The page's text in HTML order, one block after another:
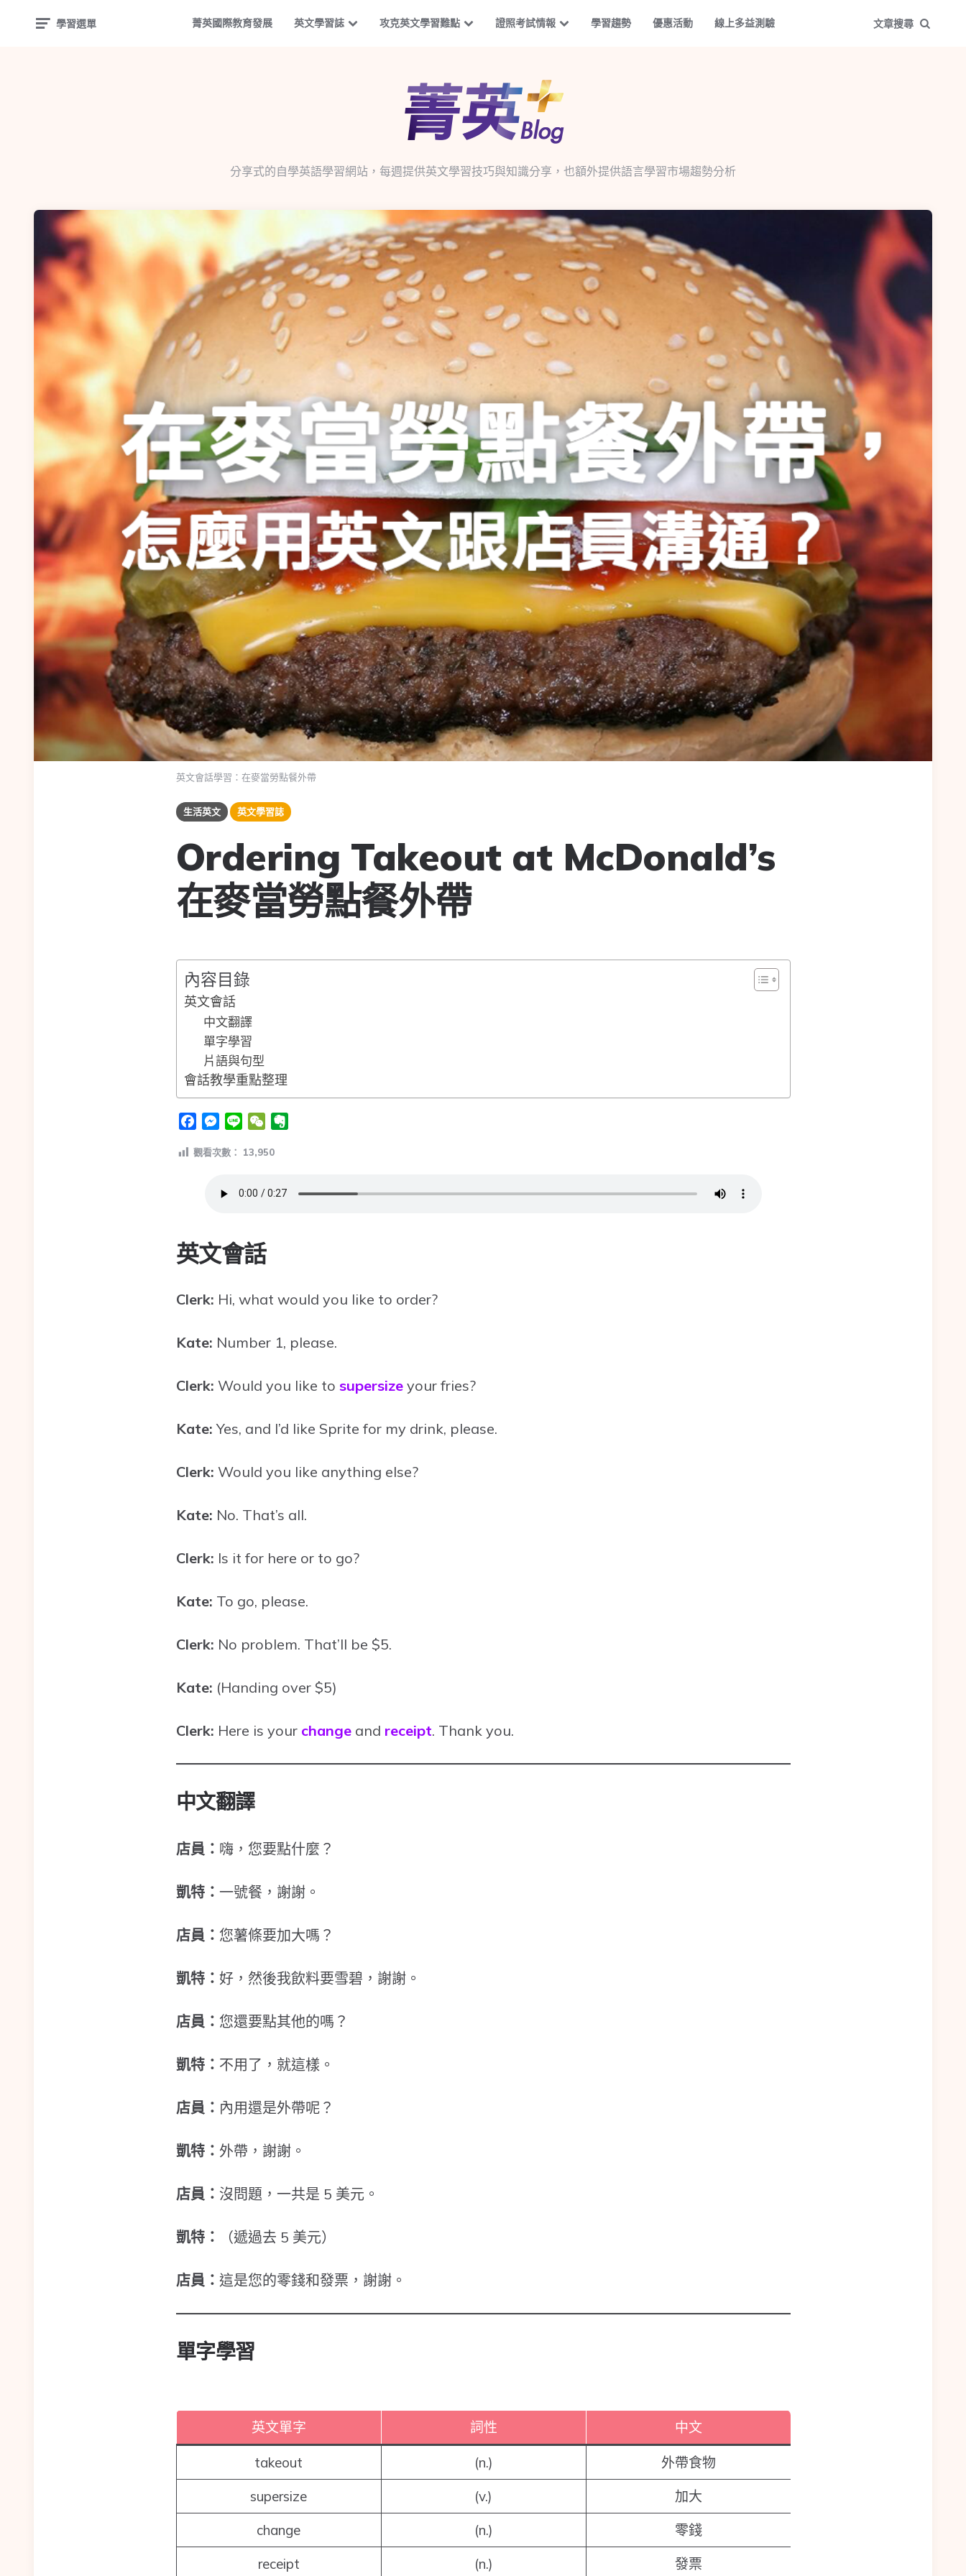
學習選單 菁英國際教育發展 英文學習誌 攻克英文學習難點 證照考試情報 學習趨勢 優惠活動 線上多益測驗 文章搜尋
分享式的自學英語學習網站，每週提供英文學習技巧與知識分享，也額外提供語言學習市場趨勢分析
英文會話學習：在麥當勞點餐外帶
生活英文 英文學習誌
Ordering Takeout at McDonald’s
在麥當勞點餐外帶
內容目錄
英文會話
中文翻譯
單字學習
片語與句型
會話教學重點整理
FacebookMessenger
Line WeChat
觀看次數： 13,950
英文會話
Clerk: Hi, what would you like to order?
Kate: Number 1, please.
Clerk: Would you like to supersize your fries?
Kate:Yes, and I’d like Sprite for my drink, please.
Clerk: Would you like anything else?
Kate: No. That’s all.
Clerk: Is it for here or to go?
Kate: To go, please.
Clerk: No problem. That’ll be $5.
Kate: (Handing over $5)
Clerk: Here is your change and receipt. Thank you.
中文翻譯
店員： 嗨，您要點什麼？
凱特： 一號餐，謝謝。
店員： 您薯條要加大嗎？
凱特： 好，然後我飲料要雪碧，謝謝。
店員： 您還要點其他的嗎？
凱特： 不用了，就這樣。
店員： 內用還是外帶呢？
凱特： 外帶，謝謝。
店員： 沒問題，一共是 5 美元。
凱特： （遞過去 5 美元）
店員： 這是您的零錢和發票，謝謝。
單字學習
英文單字 詞性 中文
takeout (n.)
外帶食物
supersize
(v.)
加大
change
(n.)
零錢
receipt
(n.) 發票